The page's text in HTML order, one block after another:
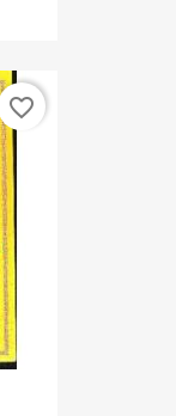
favorite_border